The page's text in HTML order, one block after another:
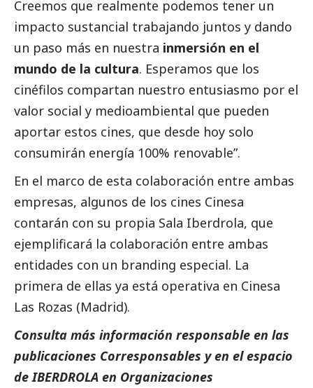
Creemos que realmente podemos tener un
impacto sustancial trabajando juntos y dando
un paso más en nuestra inmersión en el
mundo de la cultura. Esperamos que los
cinéfilos compartan nuestro entusiasmo por el
valor social y medioambiental que pueden
aportar estos cines, que desde hoy solo
consumirán energía 100% renovable”.
En el marco de esta colaboración entre ambas
empresas, algunos de los cines Cinesa
contarán con su propia Sala Iberdrola, que
ejemplificará la colaboración entre ambas
entidades con un branding especial. La
primera de ellas ya está operativa en Cinesa
Las Rozas (Madrid).
Consulta más información responsable en las
publicaciones Corresponsables y en el espacio
deIBERDROLA en Organizaciones